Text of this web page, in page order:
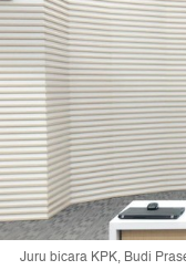
Juru bicara KPK, Budi